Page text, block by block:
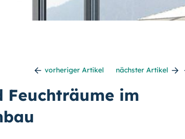
vorheriger Artikel nächster Artikel
Feuchträume im